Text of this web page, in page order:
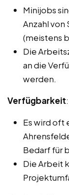
Minijobs
Anzahl
(meistens
Die
an die
werden.
Verfügbarkeit:
Es wird oft
Bedarf für
Die Arbeit